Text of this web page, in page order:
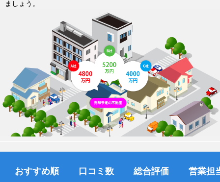
ましょう。
おすすめ順 口コミ数 総合評価 営業担